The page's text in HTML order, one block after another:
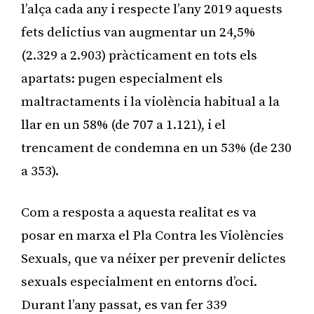
l’alça cada any i respecte l’any 2019 aquests
fets delictius van augmentar un 24,5%
(2.329 a 2.903) pràcticament en tots els
apartats: pugen especialment els
maltractaments i la violència habitual a la
llar en un 58% (de 707 a 1.121), i el
trencament de condemna en un 53% (de 230
a 353).
Com a resposta a aquesta realitat es va
posar en marxa el Pla Contra les Violències
Sexuals, que va néixer per prevenir delictes
sexuals especialment en entorns d’oci.
Durant l’any passat, es van fer 339